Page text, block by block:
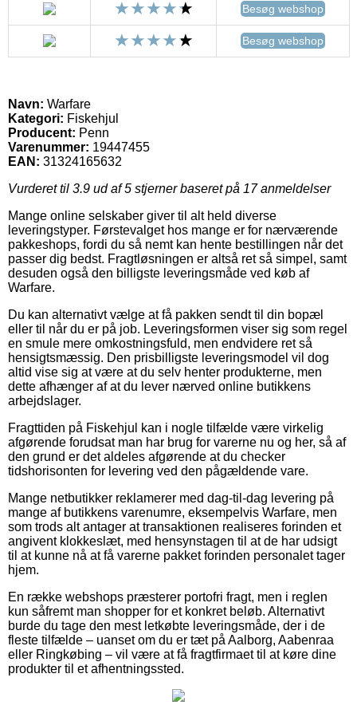
Besøg webshop
Besøg webshop
Navn: Warfare
Kategori: Fiskehjul
Producent: Penn
Varenummer: 19447455
EAN: 31324165632
Vurderet til 3.9 ud af 5 stjerner baseret på 17anmeldelser
Mange online selskaber giver til alt held diverse
leveringstyper. Førstevalget hos mange er for nærværende
pakkeshops, fordi du så nemt kan hente bestillingen når det
passer dig bedst. Fragtløsningen er altså ret så simpel, samt
desuden også den billigste leveringsmåde ved køb af
Warfare.
Du kan alternativt vælge at få pakken sendt til din bopæl
eller til når du er på job. Leveringsformen viser sig som regel
en smule mere omkostningsfuld, men endvidere ret så
hensigtsmæssig. Den prisbilligste leveringsmodel vil dog
altid vise sig at være at du selv henter produkterne, men
dette afhænger af at du lever nærved online butikkens
arbejdslager.
Fragttiden på Fiskehjul kan i nogle tilfælde være virkelig
afgørende forudsat man har brug for varerne nu og her, så af
den grund er det aldeles afgørende at du checker
tidshorisonten for levering ved den pågældende vare.
Mange netbutikker reklamerer med dag-til-dag levering på
mange af butikkens varenumre, eksempelvis Warfare, men
som trods alt antager at transaktionen realiseres forinden et
angivent klokkeslæt, med hensynstagen til at de har udsigt
til at kunne nå at få varerne pakket forinden personalet tager
hjem.
En række webshops præsterer portofri fragt, men i reglen
kun såfremt man shopper for et konkret beløb. Alternativt
burde du tage den mest letkøbte leveringsmåde, der i de
fleste tilfælde – uanset om du er tæt på Aalborg, Aabenraa
eller Ringkøbing – vil være at få fragtfirmaet til at køre dine
produkter til et afhentningssted.